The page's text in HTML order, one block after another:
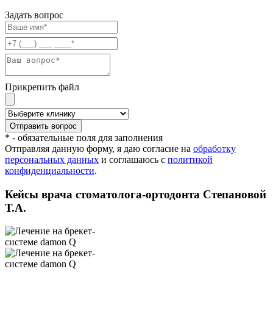
Задать вопрос
Прикрепить файл
* - обязательные поля для заполнения
Отправляя данную форму, я даю согласие на обработку
персональных данных и соглашаюсь с политикой
конфиденциальности.
Кейсы врача стоматолога-ортодонта Степановой
Т.А.